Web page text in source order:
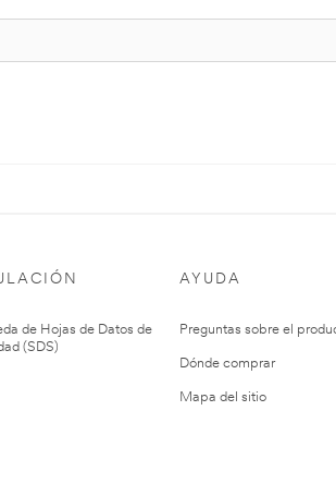
de Hojas de Datos de
(SDS)
AYUDA
Preguntas sobre el
Dónde comprar
Mapa del sitio